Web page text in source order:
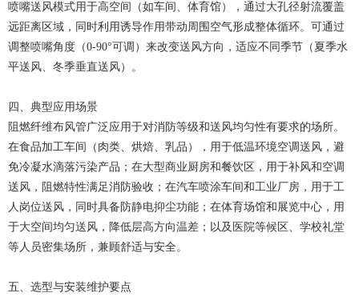
喷嘴送风模式用于高空间（如车间、体育馆），通过大孔径射流覆盖
远距离区域，同时利用诱导作用带动周围空气形成整体循环。可通过
调整喷嘴角度（0-90°可调）来改变送风方向，适应不同季节（夏季水
平送风、冬季垂直送风）。
四、典型应用场景
阻燃纤维布风管广泛应用于对消防等级和送风均匀性有要求的场所。
在食品加工车间（肉类、烘焙、乳品），用于低温环境空调送风，避
免冷凝水滴落污染产品；在大型商业厨房和餐饮区，用于补风和空调
送风，阻燃特性满足消防验收；在汽车喷涂车间和工业厂房，用于工
人岗位送风，同时具备防静电抑尘功能；在体育场馆和展览中心，用
于大空间均匀送风，降低层高方向温差；以及医院等候区、学校礼堂
等人员密集场所，兼顾舒适与安全。
五、选型与安装维护要点